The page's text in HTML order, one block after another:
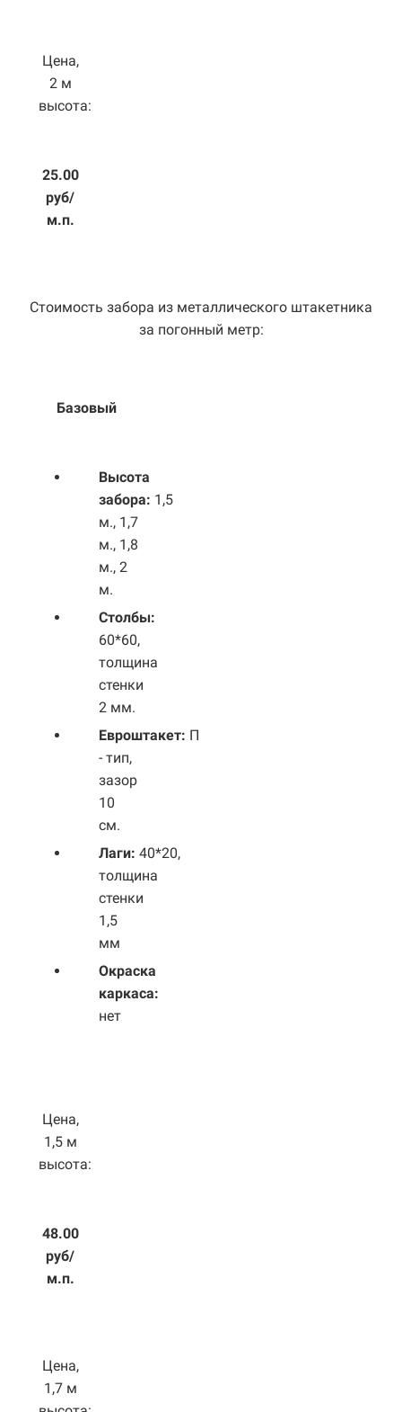
Цена,
2 м
высота:
25.00
руб/
м.п.
Стоимость забора из металлического штакетника
за погонный метр:
Базовый
Высота
забора: 1,5
м., 1,7
м., 1,8
м., 2
м.
Столбы:
60*60,
толщина
стенки
2 мм.
Евроштакет: П
- тип,
зазор
10
см.
Лаги: 40*20,
толщина
стенки
1,5
мм
Окраска
каркаса:
нет
Цена,
1,5 м
высота:
48.00
руб/
м.п.
Цена,
1,7 м